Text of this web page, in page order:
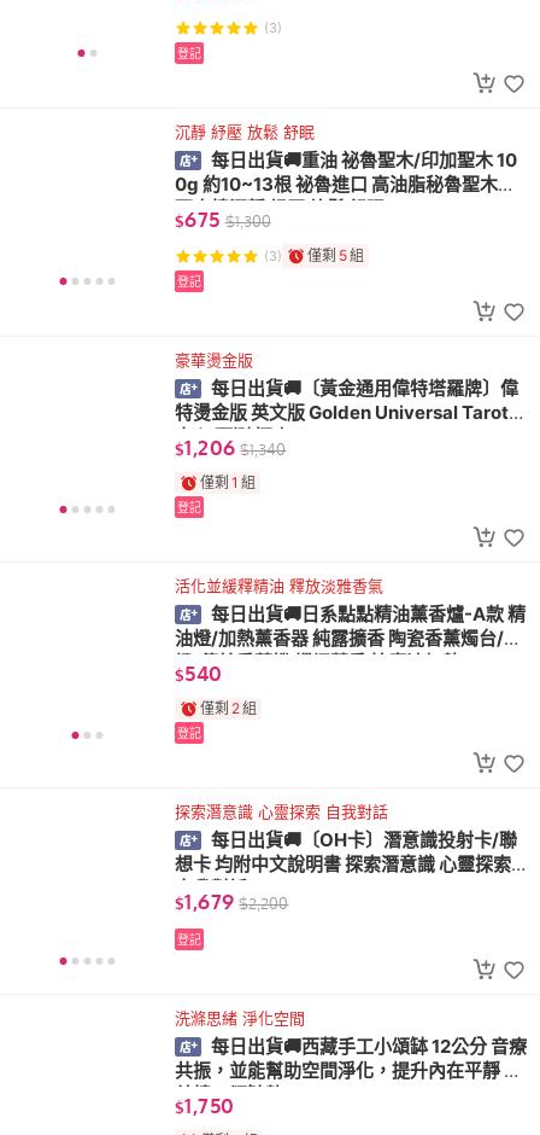
(3)
登記
沉靜 紓壓 放鬆 舒眠
每日出貨🚚重油 祕魯聖木/印加聖木 10
0g 約10~13根 祕魯進口 高油脂秘魯聖木條/
聖木棒沉靜 紓壓 放鬆 舒眠
$675 $1,300
(3) 僅剩 5組
登記
豪華燙金版
每日出貨🚚〔黃金通用偉特塔羅牌〕偉
特燙金版 英文版 Golden Universal Tarot
占卜 預測 探索
$1,206 $1,340
僅剩 1 組
登記
活化並緩釋精油 釋放淡雅香氣
每日出貨🚚日系點點精油薰香爐-A款 精
油燈/加熱薰香器 純露擴香 陶瓷香薰燭台/燭
燈/傳統香薰機 蠟燭薰香 按摩油加熱
$540
僅剩 2組
登記
探索潛意識 心靈探索 自我對話
每日出貨🚚〔OH卡〕潛意識投射卡/聯
想卡 均附中文說明書 探索潛意識 心靈探索
自我對話
$1,679 $2,200
登記
洗滌思緒 淨化空間
每日出貨🚚西藏手工小頌缽 12公分 音療
共振，並能幫助空間淨化，提升內在平靜 附
敲棒、頌缽墊
$1,750